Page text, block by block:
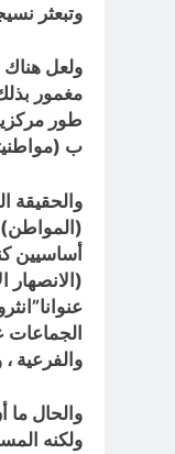
وتبعثر
ولعل
طور
ب
والحقيقة
أساسيين
الجماعات
والفرعية
والحال
ولكنه